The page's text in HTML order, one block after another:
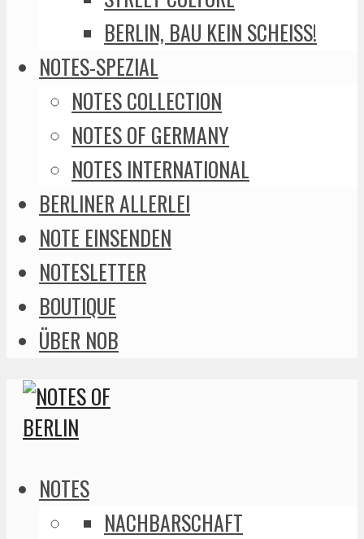
BERLIN, BAU KEIN SCHEISS!
NOTES-SPEZIAL
NOTES COLLECTION
NOTES OF GERMANY
NOTES INTERNATIONAL
BERLINER ALLERLEI
NOTE EINSENDEN
NOTESLETTER
BOUTIQUE
ÜBER NOB
NOTES
NACHBARSCHAFT